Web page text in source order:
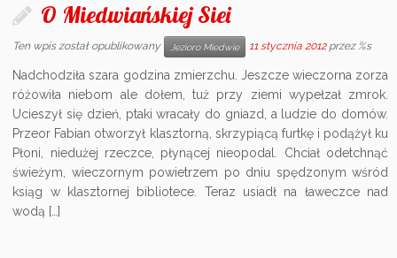
O Miedwiańskiej Siei
Ten wpis został opublikowany Jezioro Miedwie 11 stycznia 2012 przez %s
Nadchodziła szara godzina zmierzchu. Jeszcze wieczorna zorza
różowiła niebom ale dołem, tuż przy ziemi wypełzał zmrok.
Ucieszył się dzień, ptaki wracały do gniazd, a ludzie do domów.
Przeor Fabian otworzył klasztorną, skrzypiącą furtkę i podążył ku
Płoni, niedużej rzeczce, płynącej nieopodal. Chciał odetchnąć
świeżym, wieczornym powietrzem po dniu spędzonym wśród
ksiąg w klasztornej bibliotece. Teraz usiadł na ławeczce nad
wodą […]